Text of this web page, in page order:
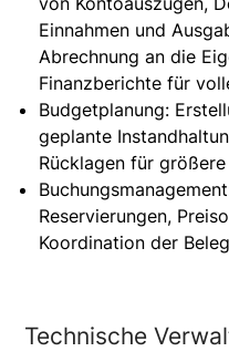
Einnahmen und
Abrechnung an die
Finanzberichte für
Budgetplanung:
geplante
Rücklagen für
Reservierungen,
Koordination der
Technische